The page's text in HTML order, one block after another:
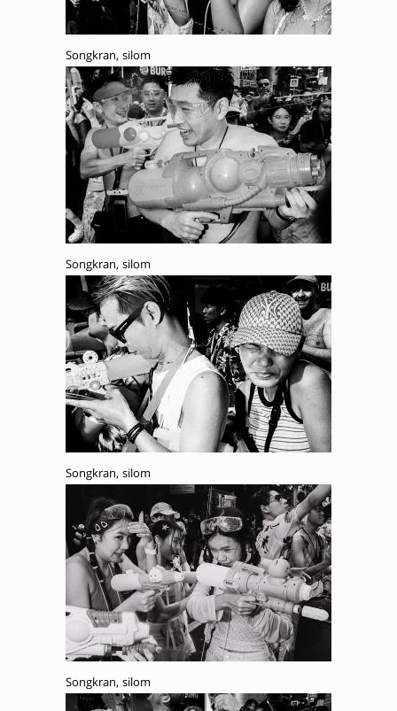
Songkran, silom
Songkran, silom
Songkran, silom
Songkran, silom